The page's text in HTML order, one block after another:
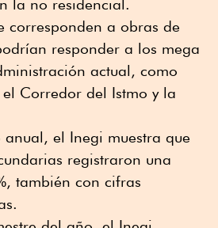
la no residencial.
corresponden a obras de
responder a los mega
actual, como
Corredor del Istmo y la
el Inegi muestra que
registraron una
también con cifras